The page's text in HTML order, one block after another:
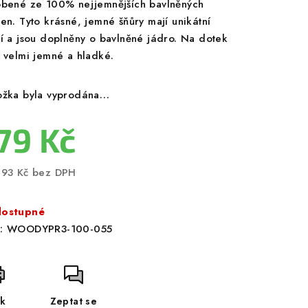
ze 100% nejjemnějších bavlněných
Tyto krásné, jemné šňůry mají unikátní
a jsou doplněny o bavlněné jádro. Na dotek
velmi jemné a hladké.
byla vyprodána…
Kč
Kč bez DPH
WOODYPR3-100-055
Zeptat se